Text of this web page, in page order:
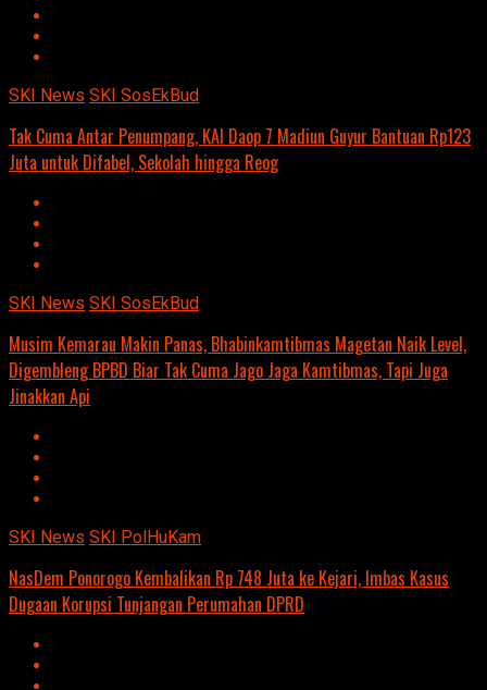
SKI News SKI SosEkBud
Tak Cuma Antar Penumpang, KAI Daop 7 Madiun Guyur Bantuan Rp123
Juta untuk Difabel, Sekolah hingga Reog
SKI News SKI SosEkBud
Musim Kemarau Makin Panas, Bhabinkamtibmas Magetan Naik Level,
Digembleng BPBD Biar Tak Cuma Jago Jaga Kamtibmas, Tapi Juga
Jinakkan Api
SKI News SKI PolHuKam
NasDem Ponorogo Kembalikan Rp 748 Juta ke Kejari, Imbas Kasus
Dugaan Korupsi Tunjangan Perumahan DPRD